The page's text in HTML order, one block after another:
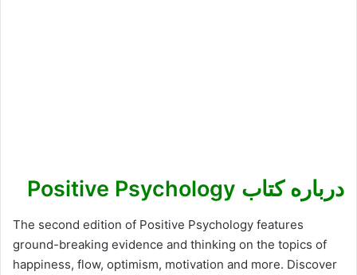
درباره کتاب Positive Psychology
The second edition of Positive Psychology features
ground-breaking evidence and thinking on the topics of
happiness, flow, optimism, motivation and more. Discover